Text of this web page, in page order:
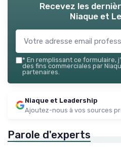
Recevez les
Niaque et
* En remplissant ce formulaire,
des fins commerciales par
partenaires.
Niaque et Leadership
Ajoutez-nous à vos sources
Parole d'experts